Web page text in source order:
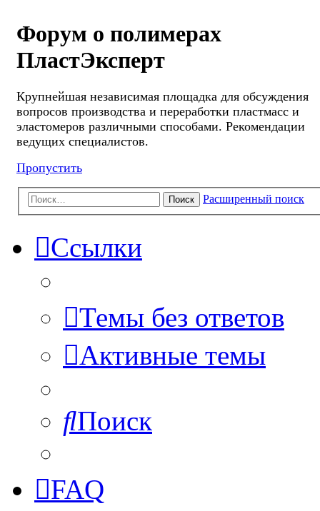
Форум о полимерах
ПластЭксперт
Крупнейшая независимая площадка для обсуждения
вопросов производства и переработки пластмасс и
эластомеров различными способами. Рекомендации
ведущих специалистов.
Пропустить
Поиск Расширенный поиск
Ссылки
Темы без ответов
Активные темы
Поиск
FAQ